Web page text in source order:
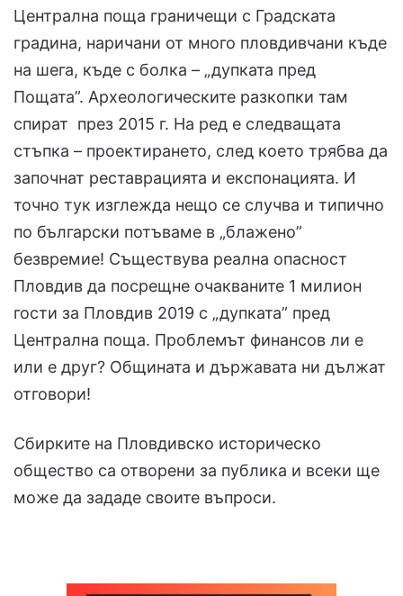
Централна поща граничещи с Градската
градина, наричани от много пловдивчани къде
на шега, къде с болка – „дупката пред
Пощата”. Археологическите разкопки там
спират през 2015 г. На ред е следващата
стъпка – проектирането, след което трябва да
започнат реставрацията и експонацията. И
точно тук изглежда нещо се случва и типично
по български потъваме в „блажено”
безвремие! Съществува реална опасност
Пловдив да посрещне очакваните 1 милион
гости за Пловдив 2019 с „дупката” пред
Централна поща. Проблемът финансов ли е
или е друг? Общината и държавата ни дължат
отговори!
Сбирките на Пловдивско историческо
общество са отворени за публика и всеки ще
може да зададе своите въпроси.